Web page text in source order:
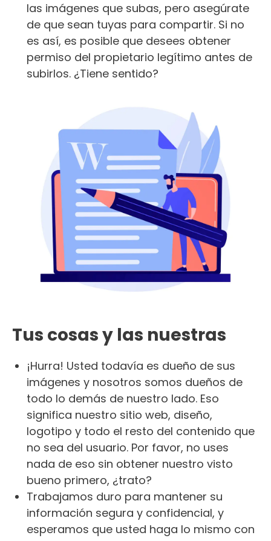
las imágenes que subas, pero asegúrate
de que sean tuyas para compartir. Si no
es así, es posible que desees obtener
permiso del propietario legítimo antes de
subirlos. ¿Tiene sentido?
Tus cosas y las nuestras
¡Hurra! Usted todavía es dueño de sus
imágenes y nosotros somos dueños de
todo lo demás de nuestro lado. Eso
significa nuestro sitio web, diseño,
logotipo y todo el resto del contenido que
no sea del usuario. Por favor, no uses
nada de eso sin obtener nuestro visto
bueno primero, ¿trato?
Trabajamos duro para mantener su
información segura y confidencial, y
esperamos que usted haga lo mismo con